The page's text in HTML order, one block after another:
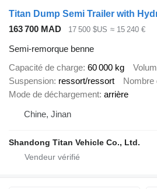
163 700 MAD 17 500 $US ≈ 15 240 €
Semi-remorque benne
Capacité de charge 60 000 kg
Suspension ressort/ressort Nombre
Mode de déchargement arrière
Chine, Jinan
Shandong Titan Vehicle Co., Ltd.